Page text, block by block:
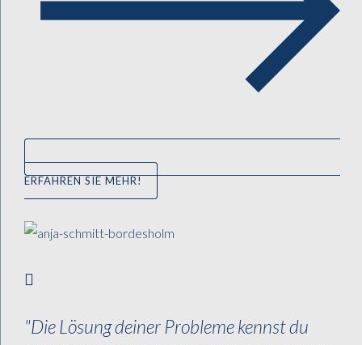
ERFAHREN SIE MEHR!
"Die Lösung deiner Probleme kennst du